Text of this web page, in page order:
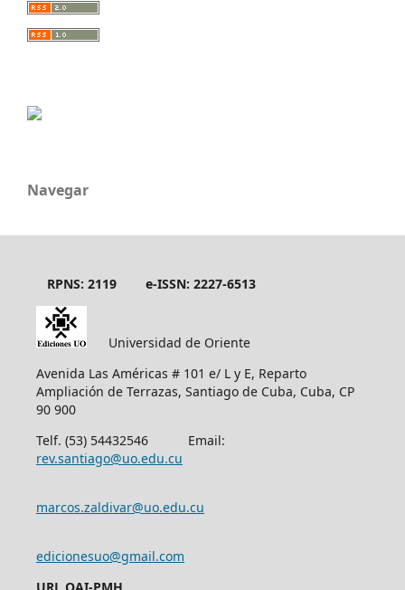
Navegar
RPNS: 2119 e-ISSN: 2227-6513
Universidad de Oriente
Avenida Las Américas # 101 e/ L y E, Reparto
Ampliación de Terrazas, Santiago de Cuba, Cuba, CP
90 900
Telf. (53) 54432546 Email:
rev.santiago@uo.edu.cu
marcos.zaldivar@uo.edu.cu
edicionesuo@gmail.com